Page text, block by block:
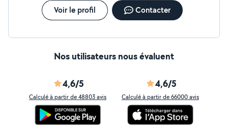
Voir le profil Contacter
Nos utilisateurs nous évaluent
4,6/5
Calculé à partir de 48803 avis
4,6/5
Calculé à partir de 66000 avis